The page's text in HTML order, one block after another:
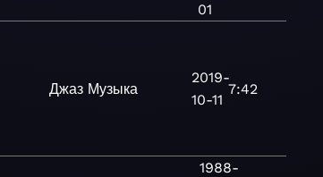
01
Джаз Музыка
2019-
10-11
7:42
1988-